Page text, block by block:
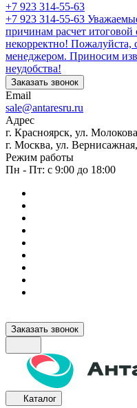
+7 923 314-55-63
+7 923 314-55-63
причинам расчет итоговой
некорректно! Пожалуйста,
менеджером. Приносим
неудобства!
Заказать звонок
Email
sale@antaresru.ru
Адрес
г. Красноярск, ул.
г. Москва, ул.
Режим работы
Пн - Пт: с 9:00 до 18:00
Заказать звонок
Каталог